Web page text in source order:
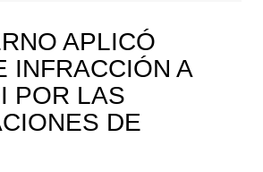
APLICÓ
INFRACCIÓN A
POR LAS
DE